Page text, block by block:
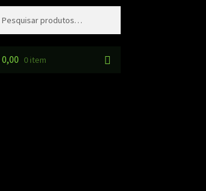
0,00 0 item